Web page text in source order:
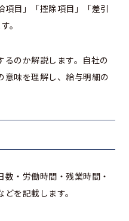
項目」「控除項目」「差引
。
のか解説します。自社の
意味を理解し、給与明細の
・労働時間・残業時間・
を記載します。